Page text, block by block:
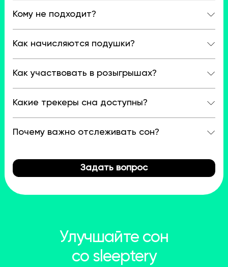
Кому не подходит?
Как начисляются подушки?
Как участвовать в розыгрышах?
Какие трекеры сна доступны?
Почему важно отслеживать сон?
Задать вопрос
Улучшайте сон
со sleeptery